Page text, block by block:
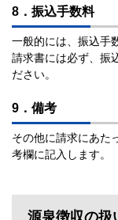
8．振込手数料
一般的には、振込手
請求書には必ず、振
ださい。
9．備考
その他に請求にあた
考欄に記入します。
源泉徴収の扱